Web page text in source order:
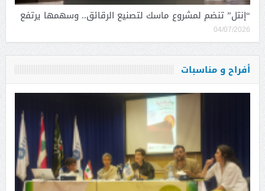
“إنتل” تنضم لمشروع ماسك لتصنيع الرقائق.. وسهمها يرتفع
04/07/2026
أفراح و مناسبات